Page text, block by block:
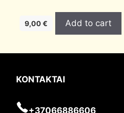
9,00 € Add to cart
KONTAKTAI
+37066886606